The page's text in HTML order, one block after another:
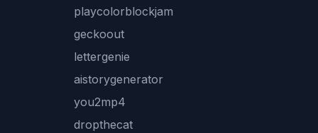
playcolorblockjam
geckoout
lettergenie
aistorygenerator
you2mp4
dropthecat